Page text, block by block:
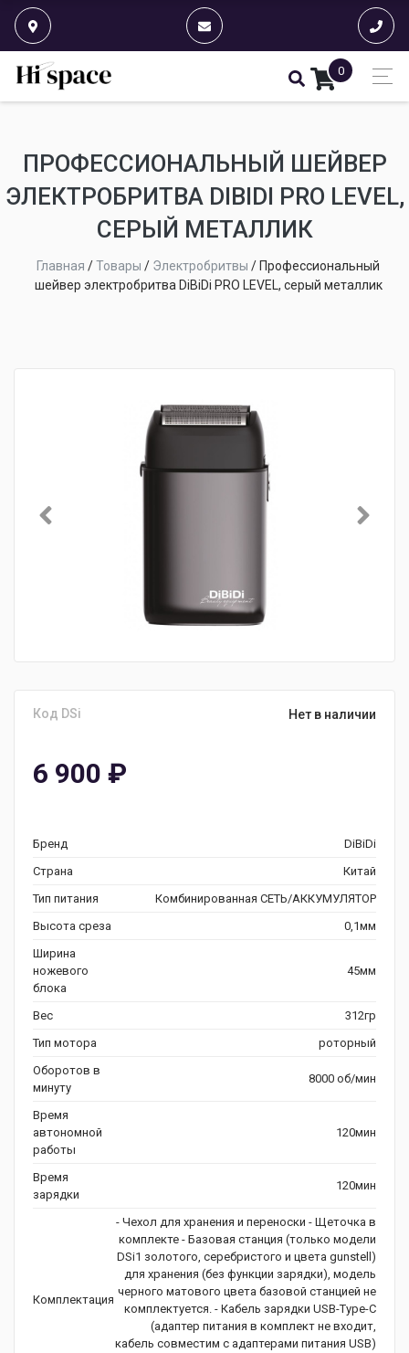
0
ПРОФЕССИОНАЛЬНЫЙ ШЕЙВЕР
ЭЛЕКТРОБРИТВА DIBIDI PRO LEVEL,
СЕРЫЙ МЕТАЛЛИК
Главная /Товары / Электробритвы / Профессиональный
шейвер электробритва DiBiDi PRO LEVEL, серый металлик
Код DSi Нет в наличии
6 900 ₽
Бренд
DiBiDi
Страна
Китай
Тип питания
Комбинированная СЕТЬ/АККУМУЛЯТОР
Высота среза
0,1мм
Ширина
ножевого
блока
45мм
Вес
312гр
Тип мотора
роторный
Оборотов в
минуту
8000 об/мин
Время
автономной
работы
120мин
Время
зарядки
120мин
Комплектация
- Чехол для хранения и переноски - Щеточка в
комплекте - Базовая станция (только модели
DSi1 золотого, серебристого и цвета gunstell)
для хранения (без функции зарядки), модель
черного матового цвета базовой станцией не
комплектуется. - Кабель зарядки USB-Type-C
(адаптер питания в комплект не входит,
кабель совместим с адаптерами питания USB)